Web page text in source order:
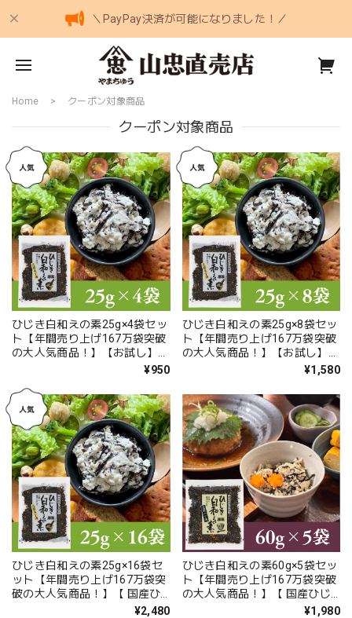
＼PayPay決済が可能になりました！／
Home クーポン対象商品
クーポン対象商品
ひじき白和えの素25g×4袋セッ
ト【年間売り上げ167万袋突破
の大人気商品！】【お試し】【
国産ひじき使用】【ポスト投¥950
ひじき白和えの素25g×8袋セッ
ト【年間売り上げ167万袋突破
の大人気商品！】【お試し】【
国産ひじき使用】【ポスト投
¥1,580
ひじき白和えの素25g×16袋セ
ット【年間売り上げ167万袋突
破の大人気商品！】【 国産ひ
じき使用】【ポスト投函】¥2,480
ひじき白和えの素60g×5袋セッ
ト【年間売り上げ167万袋突破
の大人気商品！】【 国産ひじ
き使用】【ポスト投函】¥1,980